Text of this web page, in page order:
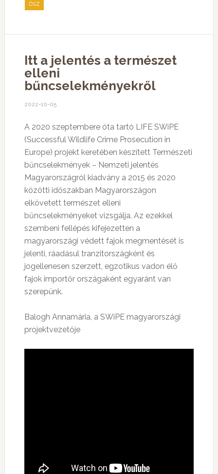
ŐSZ
Itt a jelentés a természet
elleni
bűncselekményekről
2022-10-05
A 2020 szeptembere óta tartó LIFE SWiPE
(Successful Wildlife Crime Prosecution in
Europe) projekt keretében készített Természeti
bűncselekmények – Nemzeti jelentés
Magyarországról kiadvány a 2015 és 2020
közötti időszakban Magyarországon
elkövetett természet elleni
bűncselekményeket vizsgálja. Az ezekkel
szembeni fellépés kifejezetten a
magyarországi védett fajok megmentését is
jelenti, ráadásul tranzitországként és
jogellenesen szerzett, egzotikus vadon élő
fajok importőr országaként egyaránt van
szerepünk.
Balogh Annamária, a SWiPE magyarországi
projektvezetője